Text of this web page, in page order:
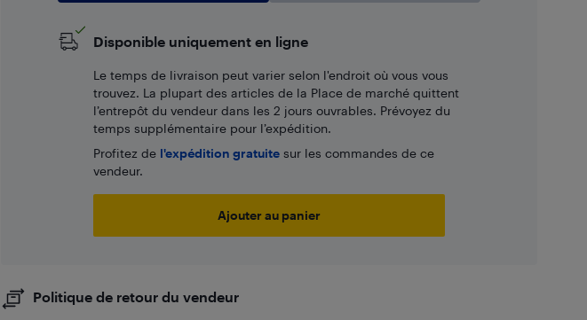
Disponible uniquement en ligne
Le temps de livraison peut varier selon l'endroit où vous vous
trouvez. La plupart des articles de la Place de marché quittent
l’entrepôt du vendeur dans les 2 jours ouvrables. Prévoyez du
temps supplémentaire pour l’expédition.
Profitez de l'expédition gratuitesur les commandes de ce
vendeur.
Ajouter au panier
Politique de retour du vendeur